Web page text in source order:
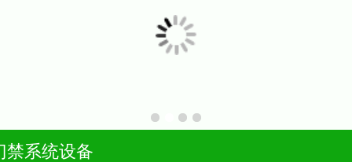
禁系统设备